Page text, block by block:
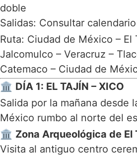
doble
Salidas: Consultar
Ruta: Ciudad de México – El
Jalcomulco – Veracruz –
Catemaco – Ciudad de
🏛 DÍA 1: EL TAJÍN – XICO
Salida por la mañana desde
México rumbo al norte del
🏛 Zona Arqueológica de El
Visita al antiguo centro